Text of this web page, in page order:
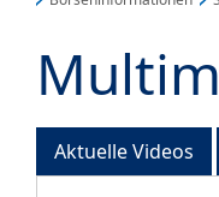
Aktuelle Videos